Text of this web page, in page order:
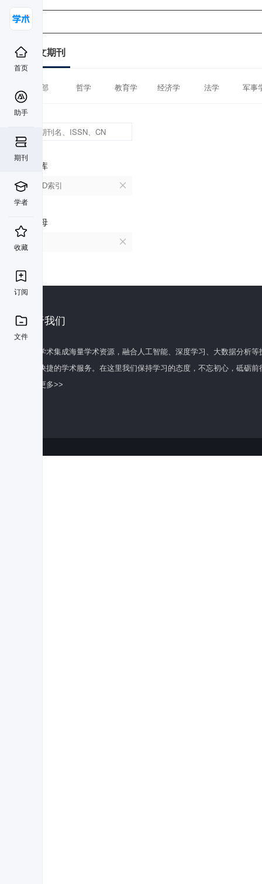
首页
助手
期刊
学者
收藏
订阅
文件
中文期刊
全部 哲学 教育学 经济学 法学 军事
数据库
CSCD索引
首字母
关于我们
百度学术集成海量学术资源，融合人工智能、深度学习、大数据分析
全面快捷的学术服务。在这里我们保持学习的态度，不忘初心，砥砺前
了解更多>>